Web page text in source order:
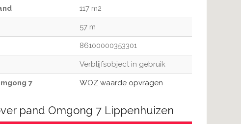
117 m2
57 m
86100000353301
Verblijfsobject in gebruik
7 WOZ waarde opvragen
pand Omgong 7 Lippenhuizen